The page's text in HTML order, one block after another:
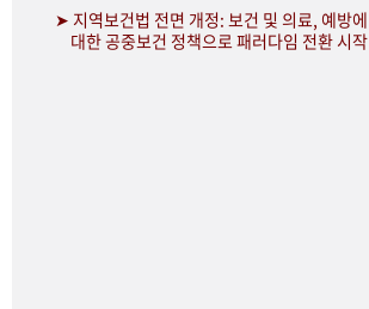
➤ 지역보건법 전면 개정: 보건 및 의료, 예방에
대한 공중보건 정책으로 패러다임 전환 시작